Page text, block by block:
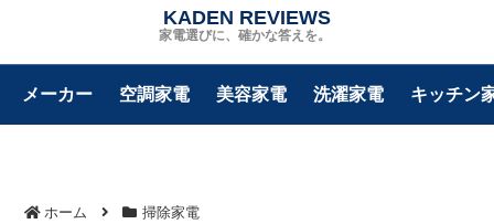
家電選びに、確かな答えを。
KADEN REVIEWS
メーカー 空調家電 美容家電 洗濯家電 キッチン
ホーム 掃除家電